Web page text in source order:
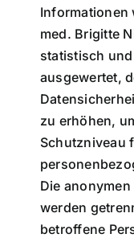
Informationen
med. Brigitte
statistisch
ausgewertet,
zu erhöhen,
Schutzniveau
Die
werden
betroffene